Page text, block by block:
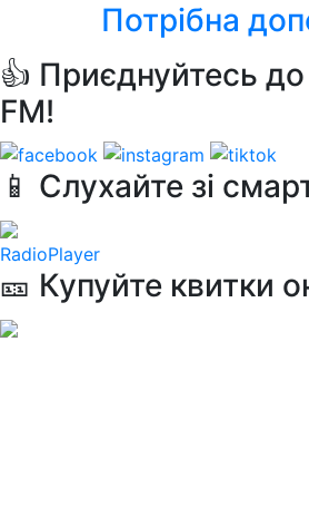
Потрібна
👍 Приєднуйтесь
FM!
📱 Слухайте зі
RadioPlayer
🎫 Купуйте квитки